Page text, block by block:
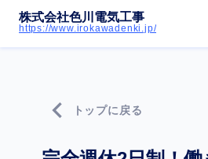
株式会社色川電気工事
https://www.irokawadenki.jp/
chevron_left トップに戻る